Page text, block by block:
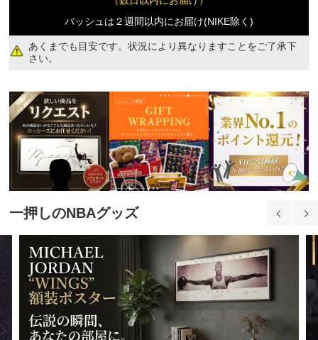
バッシュは２週間以内にお届け(NIKE除く)
あくまでも目安です。状況により異なりますことをご了承下
さい。
一押しのNBAグッズ
11,570円(税込)